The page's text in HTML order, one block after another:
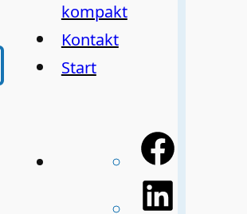
kompakt
Kontakt
Start